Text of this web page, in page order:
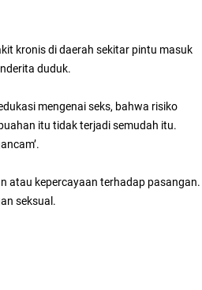
kronis di daerah sekitar pintu masuk
duduk.
mengenai seks, bahwa risiko
itu tidak terjadi semudah itu.
atau kepercayaan terhadap pasangan.
seksual.